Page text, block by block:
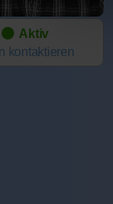
Aktiv
kontaktieren